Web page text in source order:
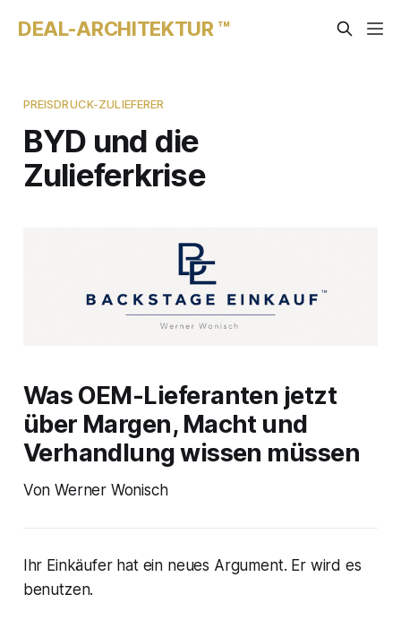
DEAL-ARCHITEKTUR ™
PREISDRUCK-ZULIEFERER
BYD und die
Zulieferkrise
Was OEM-Lieferanten jetzt
über Margen, Macht und
Verhandlung wissen müssen
Von Werner Wonisch
Ihr Einkäufer hat ein neues Argument. Er wird es
benutzen.